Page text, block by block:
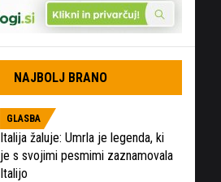
NAJBOLJ BRANO
GLASBA
Italija žaluje: Umrla je legenda, ki
je s svojimi pesmimi zaznamovala
Italijo